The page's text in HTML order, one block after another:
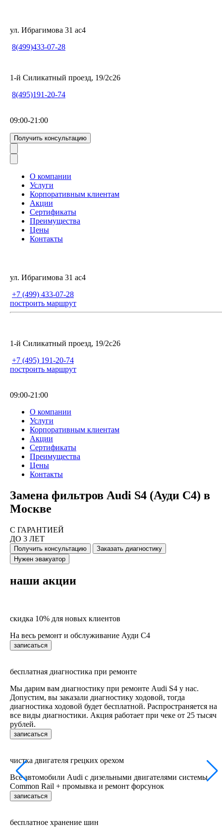
ул. Ибрагимова 31 ас4
8(499)433-07-28
1-й Силикатный проезд, 19/2с26
8(495)191-20-74
09:00-21:00
Получить консультацию
О компании
Услуги
Корпоративным клиентам
Акции
Сертификаты
Преимущества
Цены
Контакты
ул. Ибрагимова 31 ас4
+7 (499) 433-07-28
построить маршрут
1-й Силикатный проезд, 19/2с26
+7 (495) 191-20-74
построить маршрут
09:00-21:00
О компании
Услуги
Корпоративным клиентам
Акции
Сертификаты
Преимущества
Цены
Контакты
Замена фильтров Audi S4 (Ауди С4) в
Москве
С ГАРАНТИЕЙ
ДО 3 ЛЕТ
Получить консультацию
Заказать диагностику
Нужен эвакуатор
наши акции
скидка 10% для новых клиентов
На весь ремонт и обслуживание Ауди С4
записаться
бесплатная диагностика при ремонте
Мы дарим вам диагностику при ремонте Audi S4 у нас.
Допустим, вы заказали диагностику ходовой, тогда
диагностика ходовой будет бесплатной. Распространяется на
все виды диагностики. Акция работает при чеке от 25 тысяч
рублей.
записаться
чистка двигателя грецких орехом
Все автомобили Audi c дизельными двигателями системы
Common Rail + промывка и ремонт форсунок
записаться
бесплатное хранение шин